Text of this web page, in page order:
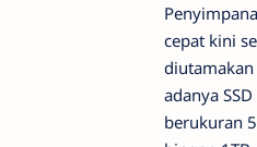
cepat kini
adanya SSD
berukuran